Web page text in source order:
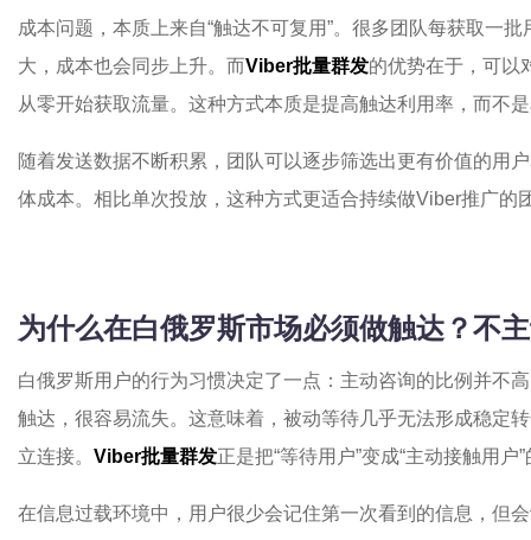
成本问题，本质上来自“触达不可复用”。很多团队每获取一
大，成本也会同步上升。而Viber批量群发的优势在于，可以
从零开始获取流量。这种方式本质是提高触达利用率，而不
随着发送数据不断积累，团队可以逐步筛选出更有价值的用
体成本。相比单次投放，这种方式更适合持续做Viber推广的
为什么在白俄罗斯市场必须做触达？不
白俄罗斯用户的行为习惯决定了一点：主动咨询的比例并不
触达，很容易流失。这意味着，被动等待几乎无法形成稳定
立连接。 Viber批量群发正是把“等待用户”变成“主动接触用户
在信息过载环境中，用户很少会记住第一次看到的信息，但